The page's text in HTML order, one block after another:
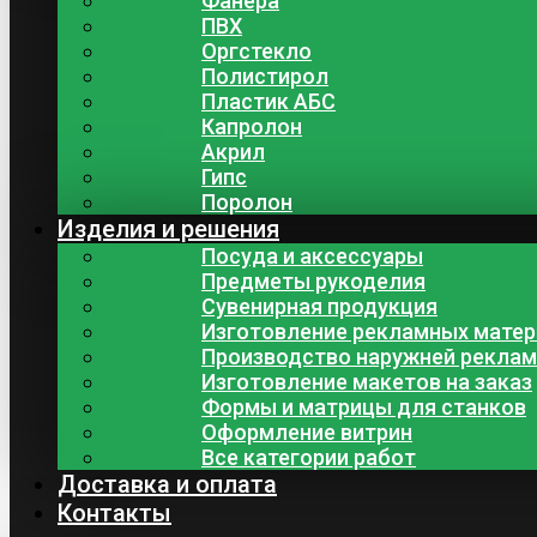
ПВХ
Оргстекло
Полистирол
Пластик АБС
Капролон
Акрил
Гипс
Поролон
Изделия и решения
Посуда и аксессуары
Предметы рукоделия
Сувенирная продукция
Изготовление рекламных
Производство наружней
Изготовление макетов на заказ
Формы и матрицы для станков
Оформление витрин
Все категории работ
Доставка и оплата
Контакты